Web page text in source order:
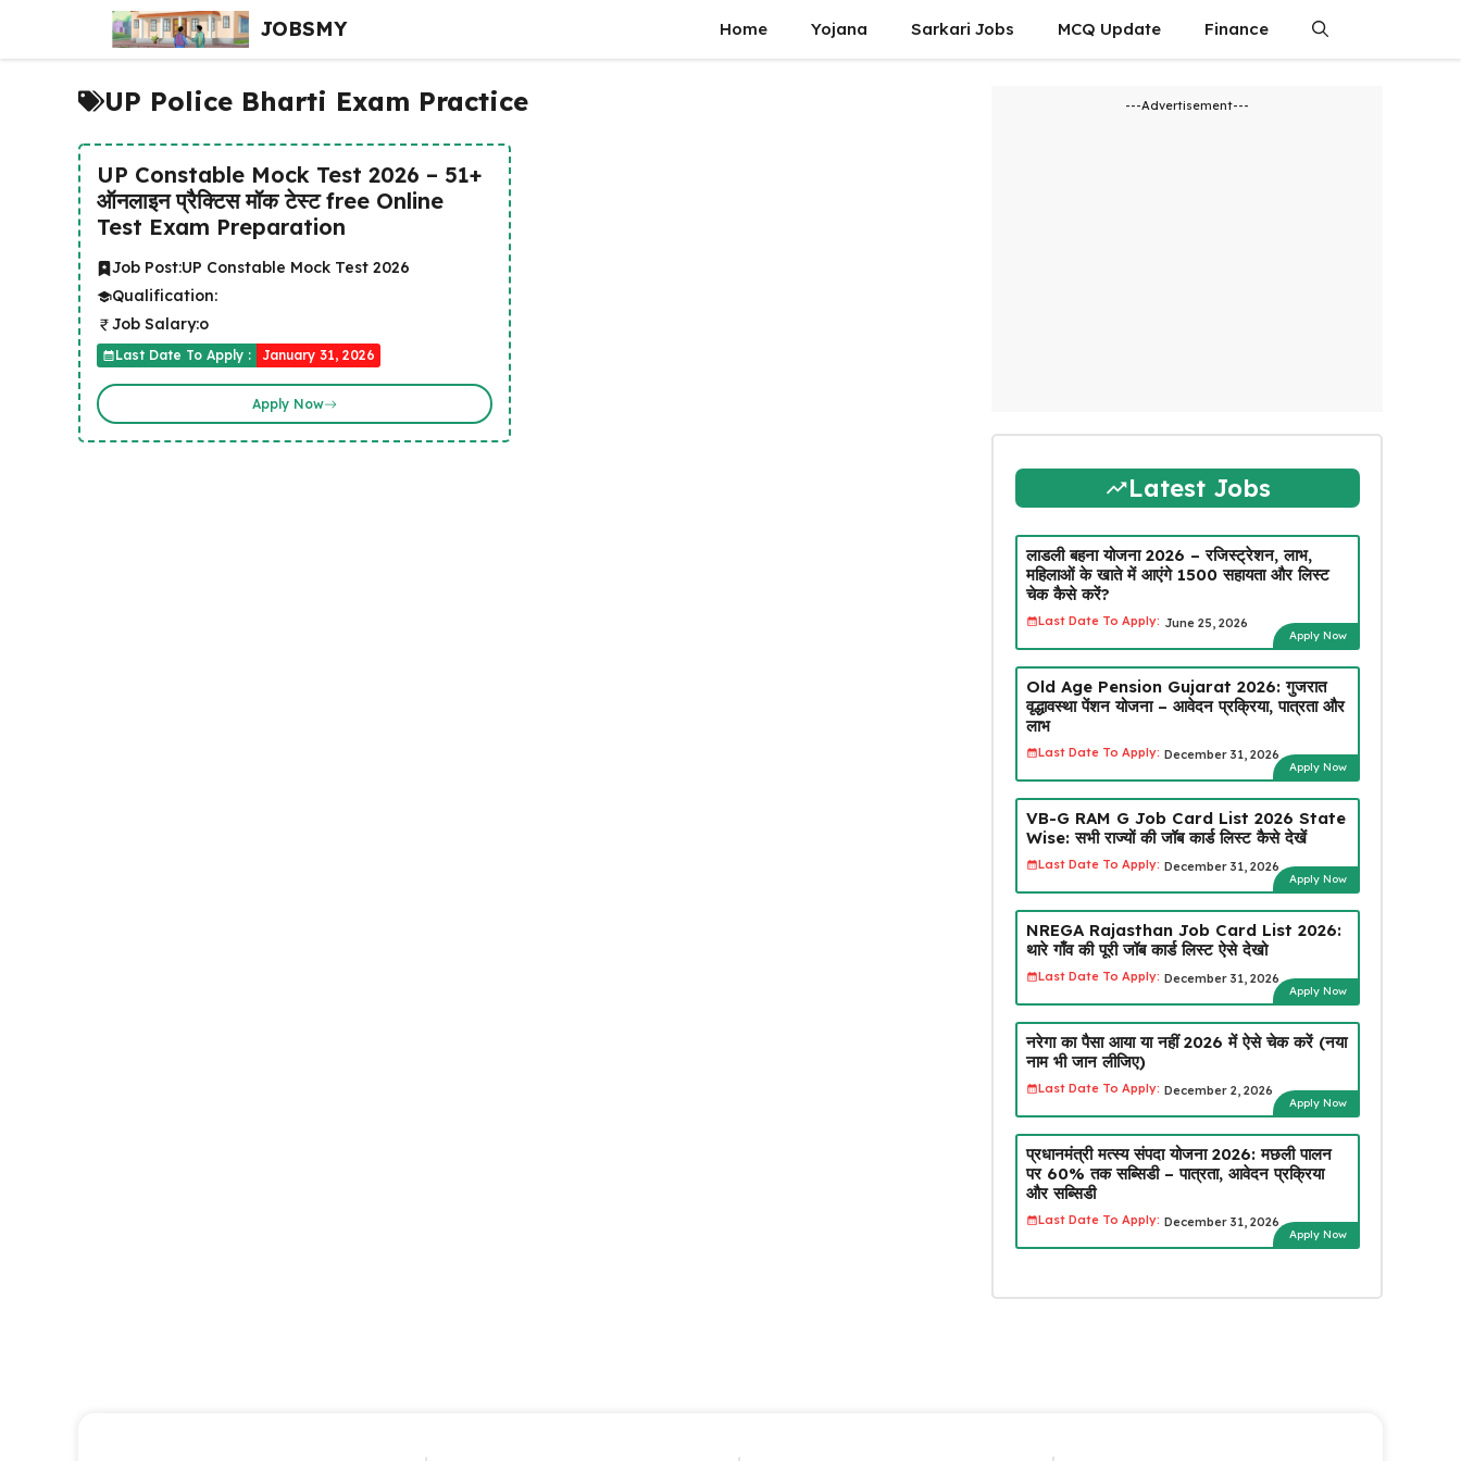
content
JOBSMY Home Yojana Sarkari Jobs MCQ Update Finance
UP Police Bharti Exam Practice
UP Constable Mock Test 2026 – 51+
ऑनलाइन प्रैक्टिस मॉक टेस्ट free Online
Test Exam Preparation
Job Post:UP Constable Mock Test 2026
Qualification:
Job Salary:o
Last Date To Apply : January 31, 2026
Apply Now
---Advertisement---
Latest Jobs
लाडली बहना योजना 2026 – रजिस्ट्रेशन, लाभ,
महिलाओं के खाते में आएंगे ₹1500 सहायता और लिस्ट
चेक कैसे करें?
Last Date To Apply: June 25, 2026
Apply Now
Old Age Pension Gujarat 2026: गुजरात
वृद्धावस्था पेंशन योजना – आवेदन प्रक्रिया, पात्रता और
लाभ
Last Date To Apply: December 31, 2026
Apply Now
VB-G RAM G Job Card List 2026 State
Wise: सभी राज्यों की जॉब कार्ड लिस्ट कैसे देखें
Last Date To Apply: December 31, 2026
Apply Now
NREGA Rajasthan Job Card List 2026:
थारे गाँव की पूरी जॉब कार्ड लिस्ट ऐसे देखो
Last Date To Apply: December 31, 2026
Apply Now
नरेगा का पैसा आया या नहीं 2026 में ऐसे चेक करें (नया
नाम भी जान लीजिए)
Last Date To Apply: December 2, 2026
Apply Now
प्रधानमंत्री मत्स्य संपदा योजना 2026: मछली पालन
पर 60% तक सब्सिडी – पात्रता, आवेदन प्रक्रिया
और सब्सिडी
Last Date To Apply: December 31, 2026
Apply Now